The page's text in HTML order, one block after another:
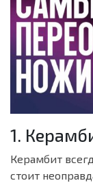
1.
Керамбит
стоит